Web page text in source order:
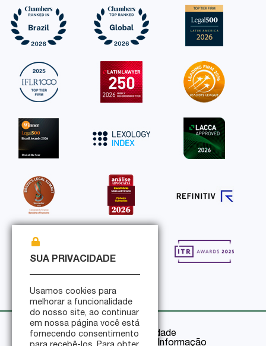
Política de Privacidade
Política de Segurança da Informação
SUA PRIVACIDADE
Usamos cookies para
melhorar a funcionalidade
do nosso site, ao continuar
em nossa página você está
fornecendo consentimento